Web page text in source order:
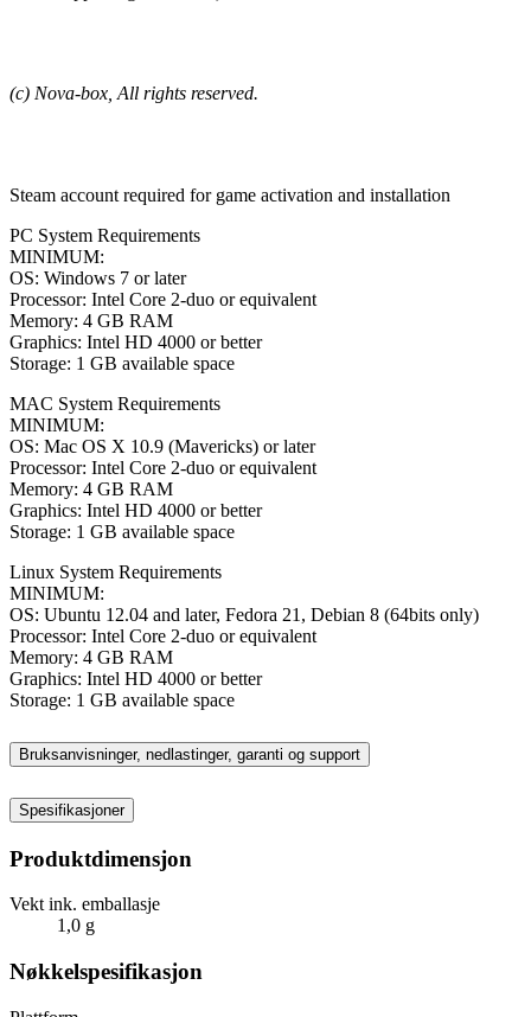
(c) Nova-box, All rights reserved.
Steam account required for game activation and installation
PC System Requirements
MINIMUM:
OS: Windows 7 or later
Processor: Intel Core 2-duo or equivalent
Memory: 4 GB RAM
Graphics: Intel HD 4000 or better
Storage: 1 GB available space
MAC System Requirements
MINIMUM:
OS: Mac OS X 10.9 (Mavericks) or later
Processor: Intel Core 2-duo or equivalent
Memory: 4 GB RAM
Graphics: Intel HD 4000 or better
Storage: 1 GB available space
Linux System Requirements
MINIMUM:
OS: Ubuntu 12.04 and later, Fedora 21, Debian 8 (64bits only)
Processor: Intel Core 2-duo or equivalent
Memory: 4 GB RAM
Graphics: Intel HD 4000 or better
Storage: 1 GB available space
Bruksanvisninger, nedlastinger, garanti og support
Spesifikasjoner
Produktdimensjon
Vekt ink. emballasje
1,0 g
Nøkkelspesifikasjon